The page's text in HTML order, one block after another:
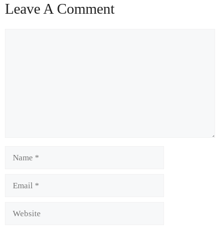
Leave A Comment